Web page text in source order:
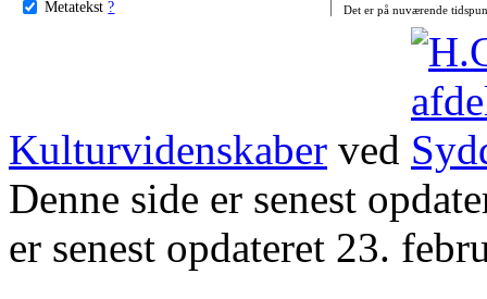
Metatekst ?
Det er på nuværende
Kulturvidenskaber ved
Denne side er senest
er senest opdateret 23.